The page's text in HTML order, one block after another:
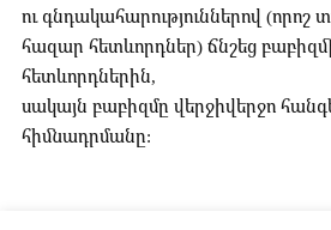
ու գնդակահարություններով (որոշ
հազար հետևորդներ) ճնշեց
հետևորդներին,
սակայն բաբիզմը վերջիվերջո
հիմնադրմանը: